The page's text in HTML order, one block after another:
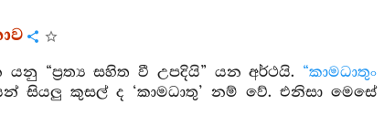
“ප්‍රත්‍ය සහිත වී උපදියි” යන අර්ථයි. “කාමධාතුං
සියලු කුසල් ද ‘කාමධාතු’ නම් වේ. එනිසා මෙසේ